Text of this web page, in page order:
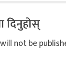
दिनुहोस्
not be